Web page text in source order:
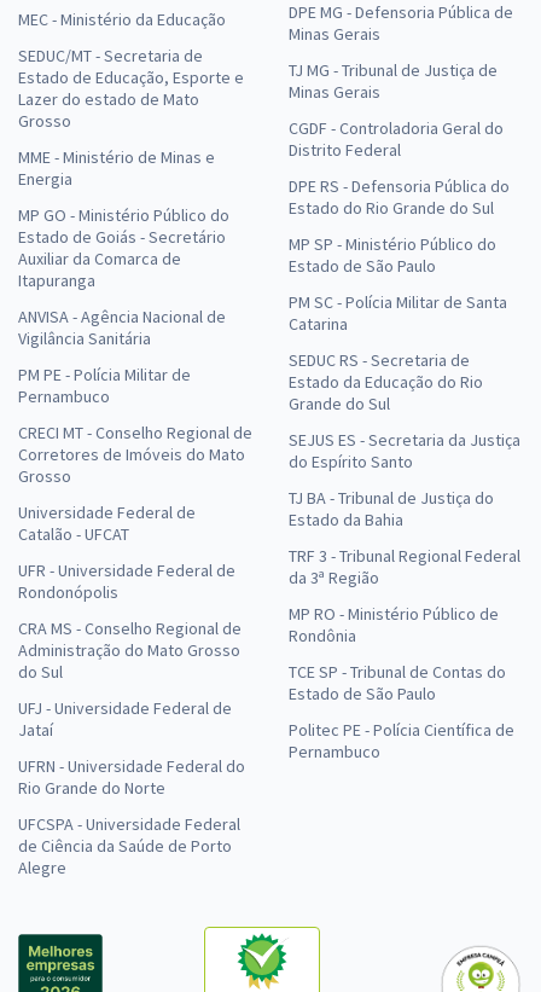
MEC - Ministério da Educação
SEDUC/MT - Secretaria de
Estado de Educação, Esporte e
Lazer do estado de Mato
Grosso
MME - Ministério de Minas e
Energia
MP GO - Ministério Público do
Estado de Goiás - Secretário
Auxiliar da Comarca de
Itapuranga
ANVISA - Agência Nacional de
Vigilância Sanitária
PM PE - Polícia Militar de
Pernambuco
CRECI MT - Conselho Regional de
Corretores de Imóveis do Mato
Grosso
Universidade Federal de
Catalão - UFCAT
UFR - Universidade Federal de
Rondonópolis
CRA MS - Conselho Regional de
Administração do Mato Grosso
do Sul
UFJ - Universidade Federal de
Jataí
UFRN - Universidade Federal do
Rio Grande do Norte
UFCSPA - Universidade Federal
de Ciência da Saúde de Porto
Alegre
DPE MG - Defensoria Pública de
Minas Gerais
TJ MG - Tribunal de Justiça de
Minas Gerais
CGDF - Controladoria Geral do
Distrito Federal
DPE RS - Defensoria Pública do
Estado do Rio Grande do Sul
MP SP - Ministério Público do
Estado de São Paulo
PM SC - Polícia Militar de Santa
Catarina
SEDUC RS - Secretaria de
Estado da Educação do Rio
Grande do Sul
SEJUS ES - Secretaria da Justiça
do Espírito Santo
TJ BA - Tribunal de Justiça do
Estado da Bahia
TRF 3 - Tribunal Regional Federal
da 3ª Região
MP RO - Ministério Público de
Rondônia
TCE SP - Tribunal de Contas do
Estado de São Paulo
Politec PE - Polícia Científica de
Pernambuco